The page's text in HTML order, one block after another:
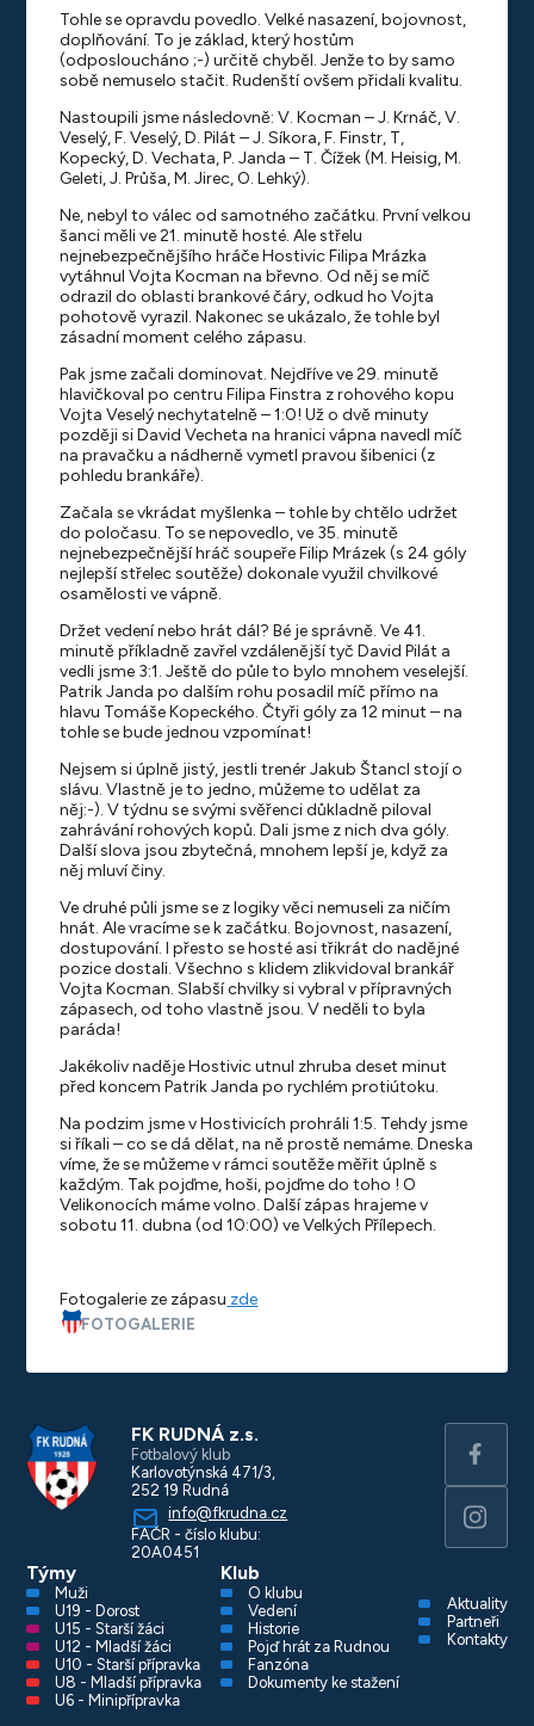
Tohle se opravdu povedlo. Velké nasazení, bojovnost,
doplňování. To je základ, který hostům
(odposloucháno ;-) určitě chyběl. Jenže to by samo
sobě nemuselo stačit. Rudenští ovšem přidali kvalitu.
Nastoupili jsme následovně: V. Kocman – J. Krnáč, V.
Veselý, F. Veselý, D. Pilát – J. Síkora, F. Finstr, T,
Kopecký, D. Vechata, P. Janda – T. Čížek (M. Heisig, M.
Geleti, J. Průša, M. Jirec, O. Lehký).
Ne, nebyl to válec od samotného začátku. První velkou
šanci měli ve 21. minutě hosté. Ale střelu
nejnebezpečnějšího hráče Hostivic Filipa Mrázka
vytáhnul Vojta Kocman na břevno. Od něj se míč
odrazil do oblasti brankové čáry, odkud ho Vojta
pohotově vyrazil. Nakonec se ukázalo, že tohle byl
zásadní moment celého zápasu.
Pak jsme začali dominovat. Nejdříve ve 29. minutě
hlavičkoval po centru Filipa Finstra z rohového kopu
Vojta Veselý nechytatelně – 1:0! Už o dvě minuty
později si David Vecheta na hranici vápna navedl míč
na pravačku a nádherně vymetl pravou šibenici (z
pohledu brankáře).
Začala se vkrádat myšlenka – tohle by chtělo udržet
do poločasu. To se nepovedlo, ve 35. minutě
nejnebezpečnější hráč soupeře Filip Mrázek (s 24 góly
nejlepší střelec soutěže) dokonale využil chvilkové
osamělosti ve vápně.
Držet vedení nebo hrát dál? Bé je správně. Ve 41.
minutě příkladně zavřel vzdálenější tyč David Pilát a
vedli jsme 3:1. Ještě do půle to bylo mnohem veselejší.
Patrik Janda po dalším rohu posadil míč přímo na
hlavu Tomáše Kopeckého. Čtyři góly za 12 minut – na
tohle se bude jednou vzpomínat!
Nejsem si úplně jistý, jestli trenér Jakub Štancl stojí o
slávu. Vlastně je to jedno, můžeme to udělat za
něj:-). V týdnu se svými svěřenci důkladně piloval
zahrávání rohových kopů. Dali jsme z nich dva góly.
Další slova jsou zbytečná, mnohem lepší je, když za
něj mluví činy.
Ve druhé půli jsme se z logiky věci nemuseli za ničím
hnát. Ale vracíme se k začátku. Bojovnost, nasazení,
dostupování. I přesto se hosté asi třikrát do nadějné
pozice dostali. Všechno s klidem zlikvidoval brankář
Vojta Kocman. Slabší chvilky si vybral v přípravných
zápasech, od toho vlastně jsou. V neděli to byla
paráda!
Jakékoliv naděje Hostivic utnul zhruba deset minut
před koncem Patrik Janda po rychlém protiútoku.
Na podzim jsme v Hostivicích prohráli 1:5. Tehdy jsme
si říkali – co se dá dělat, na ně prostě nemáme. Dneska
víme, že se můžeme v rámci soutěže měřit úplně s
každým. Tak pojďme, hoši, pojďme do toho ! O
Velikonocích máme volno. Další zápas hrajeme v
sobotu 11. dubna (od 10:00) ve Velkých Přílepech.
Fotogalerie ze zápasu zde
FOTOGALERIE
FK RUDNÁ z.s.
Fotbalový klub
Karlovotýnská 471/3,
252 19 Rudná
info@fkrudna.cz
FAČR - číslo klubu:
20A0451
Týmy
Muži
U19 - Dorost
U15 - Starší žáci
U12 - Mladší žáci
U10 - Starší přípravka
U8 - Mladší přípravka
U6 - Minipřípravka
Klub
O klubu
Vedení
Historie
Pojď hrát za Rudnou
Fanzóna
Dokumenty ke stažení
Aktuality
Partneři
Kontakty